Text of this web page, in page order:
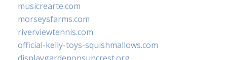
musicrearte.com
morseysfarms.com
riverviewtennis.com
official-kelly-toys-squishmallows.com